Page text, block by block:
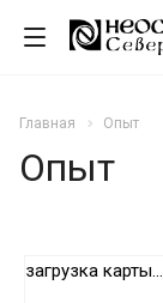
Главная Опыт
Опыт
загрузка карты...